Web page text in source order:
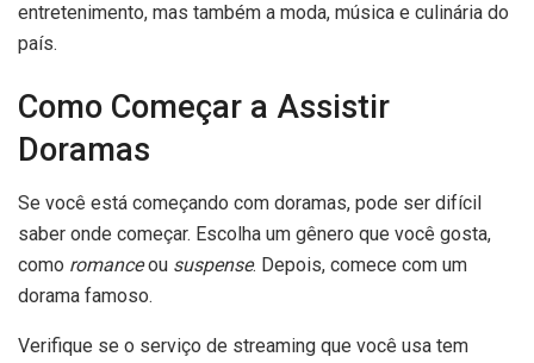
entretenimento, mas também a moda, música e culinária do
país.
Como Começar a Assistir
Doramas
Se você está começando com doramas, pode ser difícil
saber onde começar. Escolha um gênero que você gosta,
como romanceou suspense. Depois, comece com um
dorama famoso.
Verifique se o serviço de streaming que você usa tem